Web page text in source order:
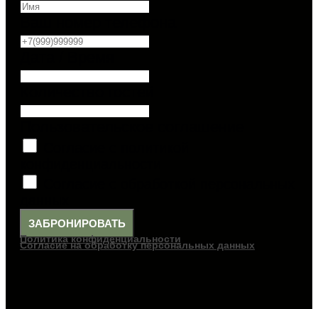
ЗАБРОНИРОВАТЬ
Политика конфиденциальности
Согласие на обработку персональных данных